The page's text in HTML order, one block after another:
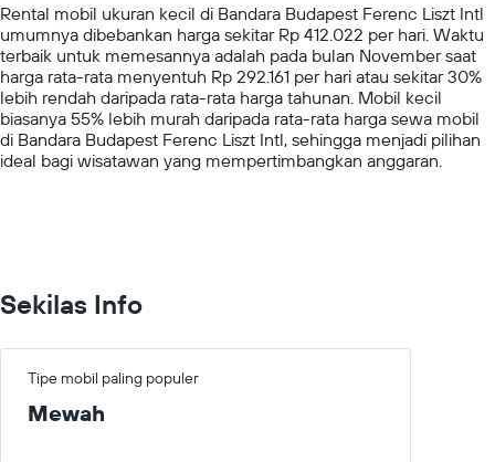
has
1
Y
axis
displaying
values.
Range:
0
Rental mobil ukuran kecil di Bandara Budapest Ferenc Liszt Intl
umumnya dibebankan harga sekitar Rp 412.022 per hari. Waktu
terbaik untuk memesannya adalah pada bulan November saat
harga rata-rata menyentuh Rp 292.161 per hari atau sekitar 30%
lebih rendah daripada rata-rata harga tahunan. Mobil kecil
biasanya 55% lebih murah daripada rata-rata harga sewa mobil
di Bandara Budapest Ferenc Liszt Intl, sehingga menjadi pilihan
ideal bagi wisatawan yang mempertimbangkan anggaran.
Sekilas Info
Tipe mobil paling populer
Mewah